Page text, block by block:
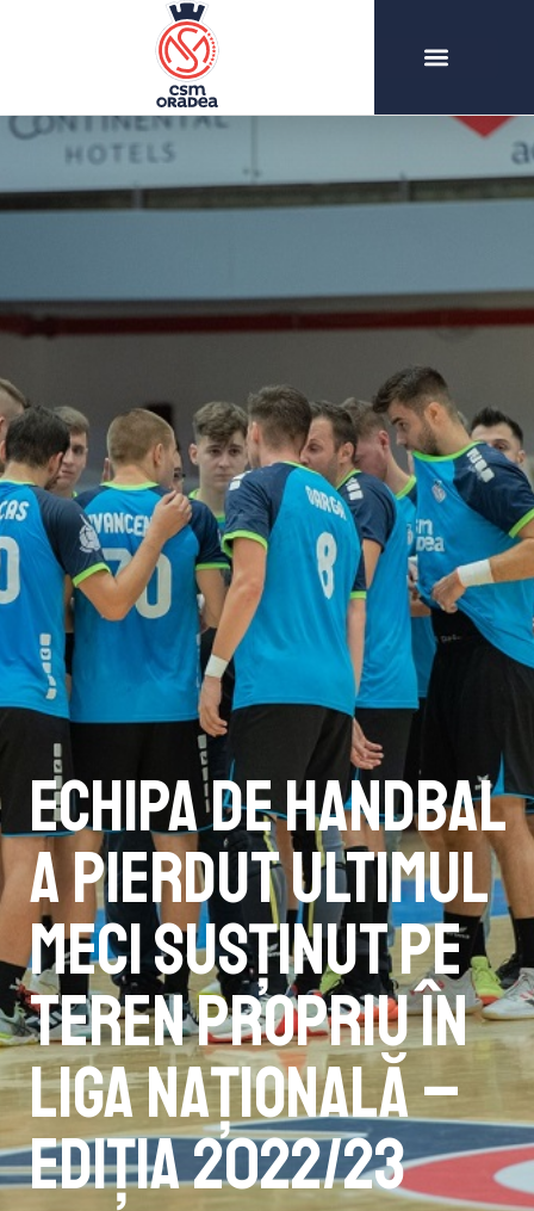
Echipa de handbal
a pierdut ultimul
meci susținut pe
teren propriu în
Liga Națională –
ediția 2022/23